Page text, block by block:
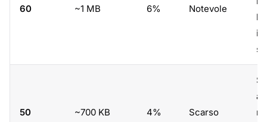
60 ~1 MB 6% Notevole
50 ~700 KB 4% Scarso